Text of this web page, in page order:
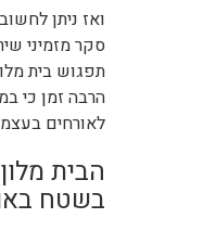
ואז ניתן
סקר מזמיני
תפגוש בית
הרבה זמן כי
לאורחים
הבית
בשטח